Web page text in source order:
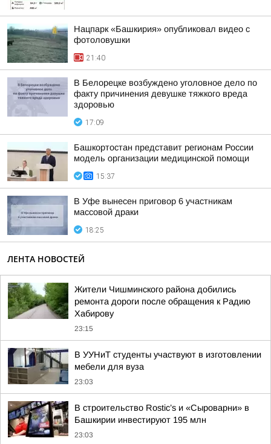
Нацпарк «Башкирия» опубликовал видео с
фотоловушки
21:40
В Белорецке возбуждено уголовное дело по
факту причинения девушке тяжкого вреда
здоровью
17:09
Башкортостан представит регионам России
модель организации медицинской помощи
15:37
В Уфе вынесен приговор 6 участникам
массовой драки
18:25
ЛЕНТА НОВОСТЕЙ
Жители Чишминского района добились
ремонта дороги после обращения к Радию
Хабирову
23:15
В УУНиТ студенты участвуют в изготовлении
мебели для вуза
23:03
В строительство Rostic’s и «Сыроварни» в
Башкирии инвестируют 195 млн
23:03